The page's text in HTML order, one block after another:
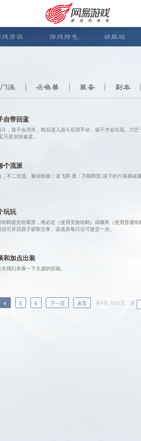
戏资讯 游戏特色 功能站
门派 召唤兽 装备 副本
自带回蓝
，孩子会消失，然后进入战斗后用手动，孩子才会出现。六
是加快速度。
个流派
不二没选。被动技能：龙飞阵·童：万能阵型,孩子的六项基础属
玩玩
鹤提交给紫苏，将必定（使用灵验纸鹤）或概率（使用普通
可开启孩子获取任务。该道具每日仅可提交一次。
和加点出装
我们来看一下太虚的技能。
4 5 6 下一页 末页 第4页 共20页 第